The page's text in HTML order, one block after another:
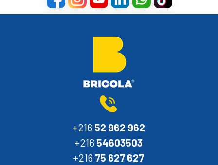
+216 52 962 962
+216 54603503
+216 75 627 627